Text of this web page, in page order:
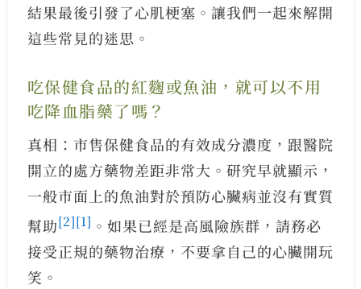
結果最後引發了心肌梗塞。讓我們一起來解開
這些常見的迷思。
吃保健食品的紅麴或魚油，就可以不用
吃降血脂藥了嗎？
真相：市售保健食品的有效成分濃度，跟醫院
開立的處方藥物差距非常大。研究早就顯示，
一般市面上的魚油對於預防心臟病並沒有實質
幫助[2][1] 。如果已經是高風險族群，請務必
接受正規的藥物治療，不要拿自己的心臟開玩
笑。